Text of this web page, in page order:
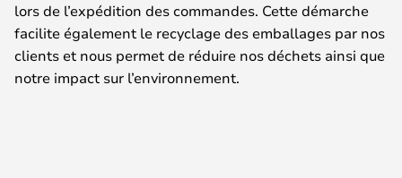
lors de l’expédition des commandes. Cette démarche
facilite également le recyclage des emballages par nos
clients et nous permet de réduire nos déchets ainsi que
notre impact sur l’environnement.